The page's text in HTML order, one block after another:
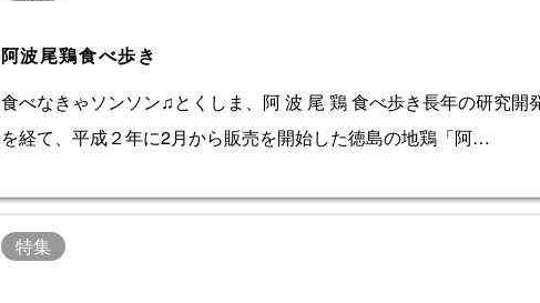
阿波尾鶏食べ歩き
食べなきゃソンソン♫とくしま、阿 波 尾 鶏 食べ歩き長年の研究開
を経て、平成２年に2月から販売を開始した徳島の地鶏「阿…
特集